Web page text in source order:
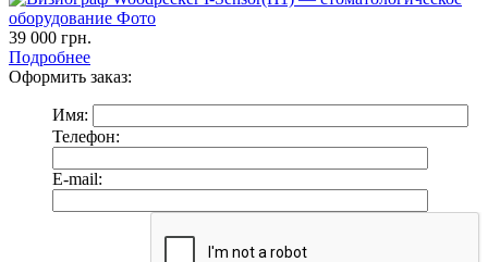
39 000 грн.
Подробнее
Оформить заказ:
Имя:
Телефон:
E-mail: